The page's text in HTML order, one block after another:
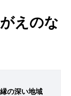
えのな
の深い地域